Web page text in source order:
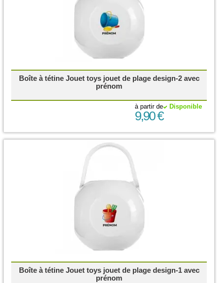
Boîte à tétine Jouet toys jouet de plage design-2 avec
prénom
Disponible
à partir de
9,90 €
Boîte à tétine Jouet toys jouet de plage design-1 avec
prénom